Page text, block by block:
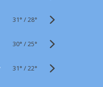
31° /28°
30° /25°
31° /22°